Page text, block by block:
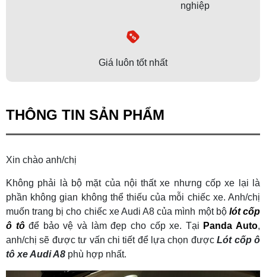
nghiệp
Giá luôn tốt nhất
THÔNG TIN SẢN PHẨM
Xin chào anh/chị
Không phải là bộ mặt của nội thất xe nhưng cốp xe lại là
phần không gian không thể thiếu của mỗi chiếc xe. Anh/chị
muốn trang bị cho chiếc xe Audi A8 của mình một bộ lót cốp
ô tôđể bảo vệ và làm đẹp cho cốp xe. Tại Panda Auto,
anh/chị sẽ được tư vấn chi tiết để lựa chọn đượcLót cốp ô
tô xe Audi A8 phù hợp nhất.